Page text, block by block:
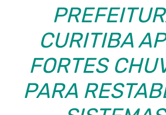
CURITIBA
FORTES
PARA